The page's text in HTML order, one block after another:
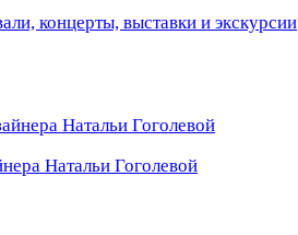
концерты, выставки и экскурсии
Натальи Гоголевой